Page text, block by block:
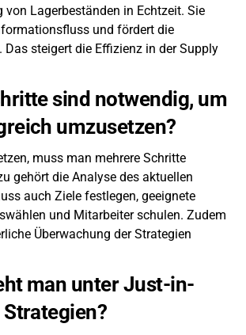
von Lagerbeständen in Echtzeit. Sie
und fördert die
steigert die Effizienz in der Supply
sind notwendig, um
umzusetzen?
muss man mehrere Schritte
gehört die Analyse des aktuellen
auch Ziele festlegen, geeignete
und Mitarbeiter schulen. Zudem
Überwachung der Strategien
man unter Just-in-